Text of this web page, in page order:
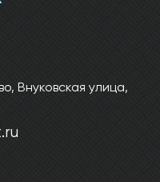
Внуковская улица,